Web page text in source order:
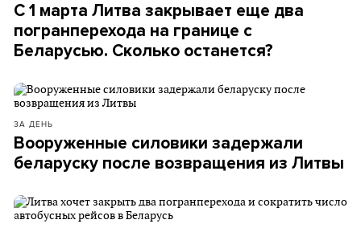
С 1 марта Литва закрывает еще два
погранперехода на границе с
Беларусью. Сколько останется?
ЗА ДЕНЬ
Вооруженные силовики задержали
беларуску после возвращения из Литвы